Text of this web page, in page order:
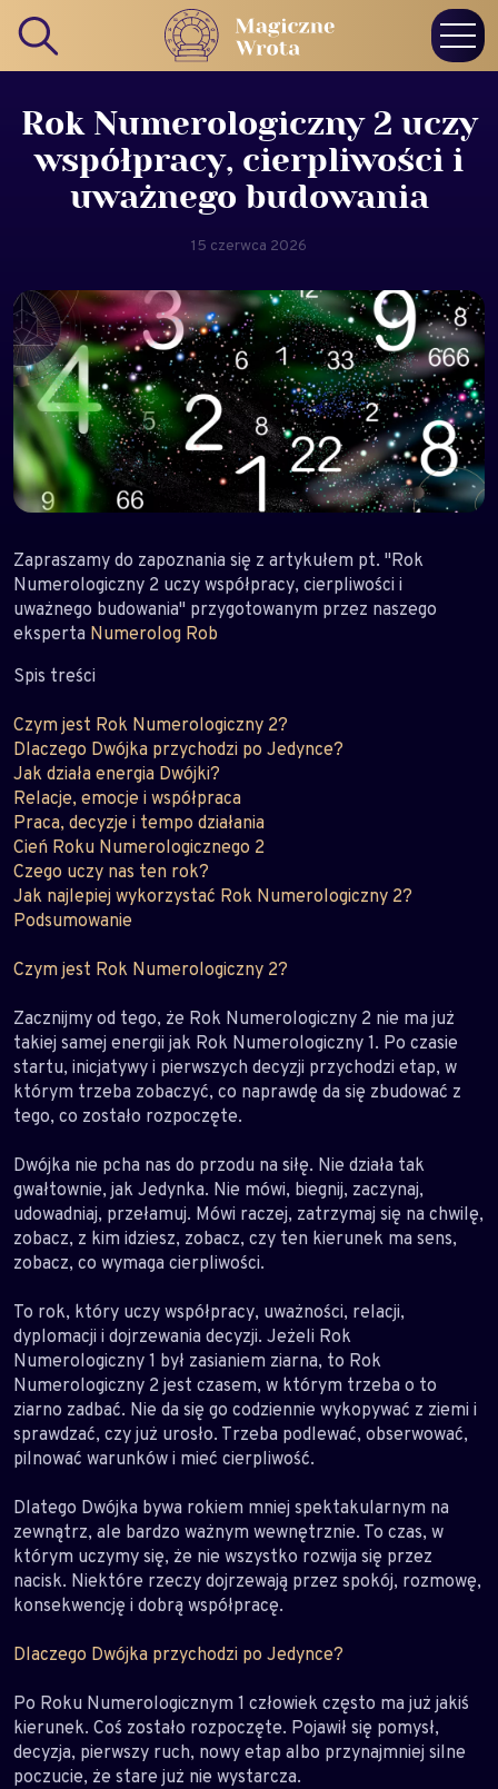
Rok Numerologiczny 2 uczy
współpracy, cierpliwości i
uważnego budowania
15 czerwca 2026
Zapraszamy do zapoznania się z artykułem pt. "Rok
Numerologiczny 2 uczy współpracy, cierpliwości i
uważnego budowania" przygotowanym przez naszego
eksperta Numerolog Rob
Spis treści
Czym jest Rok Numerologiczny 2?
Dlaczego Dwójka przychodzi po Jedynce?
Jak działa energia Dwójki?
Relacje, emocje i współpraca
Praca, decyzje i tempo działania
Cień Roku Numerologicznego 2
Czego uczy nas ten rok?
Jak najlepiej wykorzystać Rok Numerologiczny 2?
Podsumowanie
Czym jest Rok Numerologiczny 2?
Zacznijmy od tego, że Rok Numerologiczny 2 nie ma już
takiej samej energii jak Rok Numerologiczny 1. Po czasie
startu, inicjatywy i pierwszych decyzji przychodzi etap, w
którym trzeba zobaczyć, co naprawdę da się zbudować z
tego, co zostało rozpoczęte.
Dwójka nie pcha nas do przodu na siłę. Nie działa tak
gwałtownie, jak Jedynka. Nie mówi, biegnij, zaczynaj,
udowadniaj, przełamuj. Mówi raczej, zatrzymaj się na chwilę,
zobacz, z kim idziesz, zobacz, czy ten kierunek ma sens,
zobacz, co wymaga cierpliwości.
To rok, który uczy współpracy, uważności, relacji,
dyplomacji i dojrzewania decyzji. Jeżeli Rok
Numerologiczny 1 był zasianiem ziarna, to Rok
Numerologiczny 2 jest czasem, w którym trzeba o to
ziarno zadbać. Nie da się go codziennie wykopywać z ziemi i
sprawdzać, czy już urosło. Trzeba podlewać, obserwować,
pilnować warunków i mieć cierpliwość.
Dlatego Dwójka bywa rokiem mniej spektakularnym na
zewnątrz, ale bardzo ważnym wewnętrznie. To czas, w
którym uczymy się, że nie wszystko rozwija się przez
nacisk. Niektóre rzeczy dojrzewają przez spokój, rozmowę,
konsekwencję i dobrą współpracę.
Dlaczego Dwójka przychodzi po Jedynce?
Po Roku Numerologicznym 1 człowiek często ma już jakiś
kierunek. Coś zostało rozpoczęte. Pojawił się pomysł,
decyzja, pierwszy ruch, nowy etap albo przynajmniej silne
poczucie, że stare już nie wystarcza.